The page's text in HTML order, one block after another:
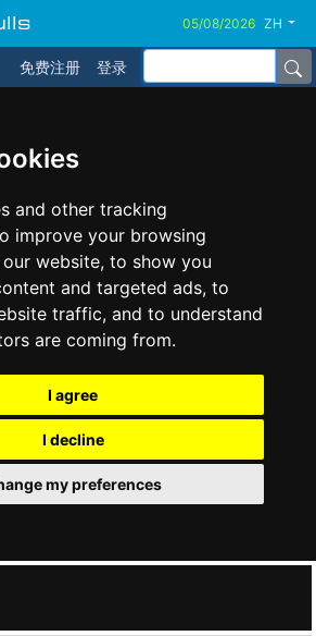
and other tracking
improve your browsing
website, to show you
and targeted ads, to
traffic, and to understand
are coming from.
I agree
I decline
my preferences
ZH
免费注册 登录